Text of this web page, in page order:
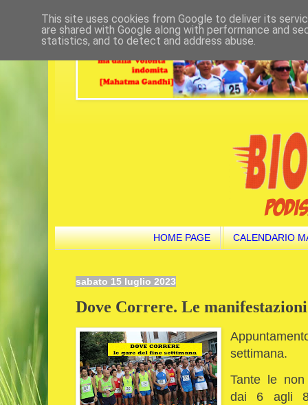
HOME PAGE CALENDARIO
sabato 15 luglio 2023
Dove Correre. Le
settimana.
Tante le non
dai 6 agli
This site uses cookies from Google to deliver its
are shared with Google along with performance and
statistics, and to detect and address abuse.